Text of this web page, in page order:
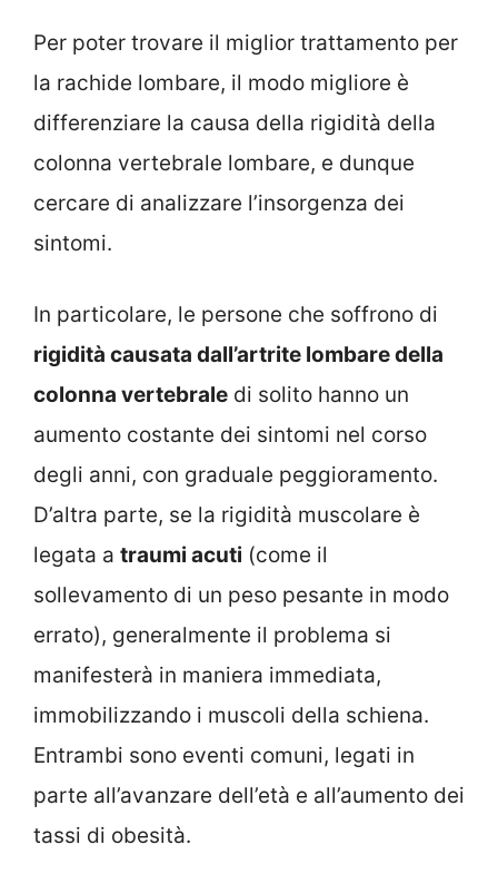
Per poter trovare il miglior trattamento per
la rachide lombare, il modo migliore è
differenziare la causa della rigidità della
colonna vertebrale lombare, e dunque
cercare di analizzare l’insorgenza dei
sintomi.
In particolare, le persone che soffrono di
rigidità causata dall’artrite lombare della
colonna vertebrale di solito hanno un
aumento costante dei sintomi nel corso
degli anni, con graduale peggioramento.
D’altra parte, se la rigidità muscolare è
legata a traumi acuti (come il
sollevamento di un peso pesante in modo
errato), generalmente il problema si
manifesterà in maniera immediata,
immobilizzando i muscoli della schiena.
Entrambi sono eventi comuni, legati in
parte all’avanzare dell’età e all’aumento dei
tassi di obesità.